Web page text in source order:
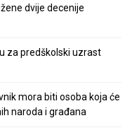
dvije decenije
za predškolski uzrast
mora biti osoba koja će
naroda i građana